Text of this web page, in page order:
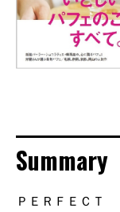
Summary
ＰＥＲＦＥＣＴ